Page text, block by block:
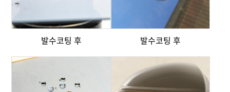
발수코팅 후 발수코팅 후